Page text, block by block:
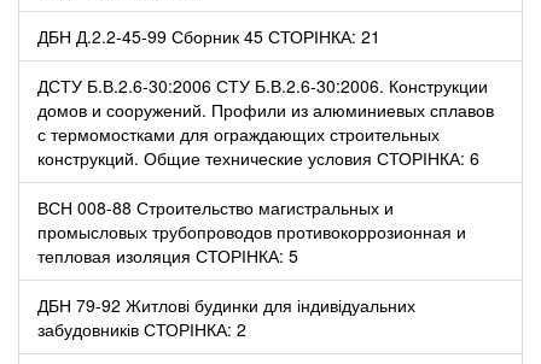
ДБН Д.2.2-45-99 Сборник 45 СТОРІНКА: 21
ДСТУ Б.В.2.6-30:2006 СТУ Б.В.2.6-30:2006. Конструкции
домов и сооружений. Профили из алюминиевых сплавов
с термомостками для ограждающих строительных
конструкций. Общие технические условия СТОРІНКА: 6
ВСН 008-88 Строительство магистральных и
промысловых трубопроводов противокоррозионная и
тепловая изоляция СТОРІНКА: 5
ДБН 79-92 Житлові будинки для індивідуальних
забудовників СТОРІНКА: 2